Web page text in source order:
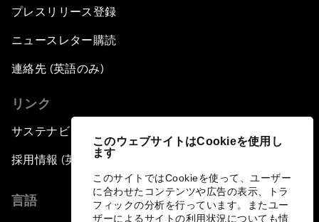
このウェブサイトはCookieを使用し
ます
このサイトではCookieを使って、ユーザー
に合わせたコンテンツや広告の表示、トラ
フィックの分析を行っています。またユー
ザーによるサイトの利用状況についても情
プレスリリース登録
ニュースレター購読
連絡先 (英語のみ)
リンク
サステナビリティへの取り組み
採用情報 (英語のみ)
言語